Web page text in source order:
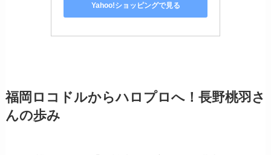
Yahoo!ショッピングで見る
福岡ロコドルからハロプロへ！長野桃羽さ
んの歩み